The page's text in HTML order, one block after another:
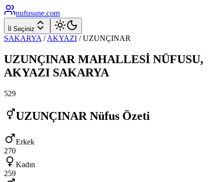
nufusune.com
İl Seçiniz
SAKARYA / AKYAZI /UZUNÇINAR
UZUNÇINAR MAHALLESİ NÜFUSU,
AKYAZI SAKARYA
529
UZUNÇINAR Nüfus Özeti
Erkek
270
Kadın
259